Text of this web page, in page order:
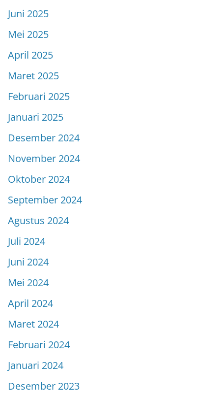
Juni 2025
Mei 2025
April 2025
Maret 2025
Februari 2025
Januari 2025
Desember 2024
November 2024
Oktober 2024
September 2024
Agustus 2024
Juli 2024
Juni 2024
Mei 2024
April 2024
Maret 2024
Februari 2024
Januari 2024
Desember 2023